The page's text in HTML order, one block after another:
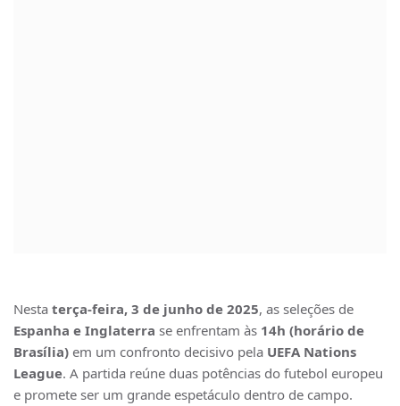
Nesta terça-feira, 3 de junho de 2025, as seleções de
Espanha e Inglaterra se enfrentam às 14h (horário de
Brasília) em um confronto decisivo pela UEFA Nations
League. A partida reúne duas potências do futebol europeu
e promete ser um grande espetáculo dentro de campo.